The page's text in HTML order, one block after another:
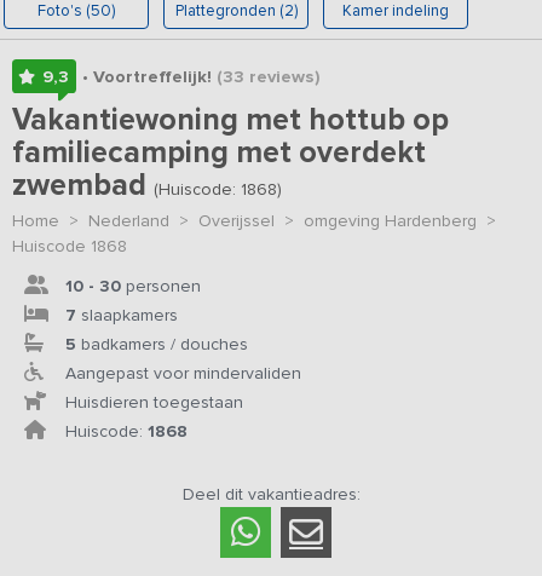
Foto's (50) Plattegronden (2) Kamer indeling
9,3 • Voortreffelijk! (33 reviews)
Vakantiewoning met hottub op
familiecamping met overdekt
zwembad (Huiscode: 1868)
Home > Nederland > Overijssel > omgeving Hardenberg >
Huiscode 1868
10 - 30 personen
7 slaapkamers
5 badkamers / douches
Aangepast voor mindervaliden
Huisdieren toegestaan
Huiscode: 1868
Deel dit vakantieadres: